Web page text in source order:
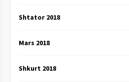
Shtator 2018
Mars 2018
Shkurt 2018